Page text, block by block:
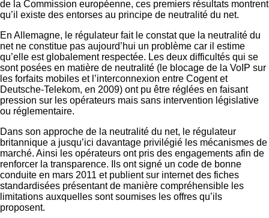
de la Commission européenne, ces premiers résultats montrent
qu’il existe des entorses au principe de neutralité du net.
En Allemagne, le régulateur fait le constat que la neutralité du
net ne constitue pas aujourd’hui un problème car il estime
qu’elle est globalement respectée. Les deux difficultés qui se
sont posées en matière de neutralité (le blocage de la VoIP sur
les forfaits mobiles et l’interconnexion entre Cogent et
Deutsche-Telekom, en 2009) ont pu être réglées en faisant
pression sur les opérateurs mais sans intervention législative
ou réglementaire.
Dans son approche de la neutralité du net, le régulateur
britannique a jusqu’ici davantage privilégié les mécanismes de
marché. Ainsi les opérateurs ont pris des engagements afin de
renforcer la transparence. Ils ont signé un code de bonne
conduite en mars 2011 et publient sur internet des fiches
standardisées présentant de manière compréhensible les
limitations auxquelles sont soumises les offres qu’ils
proposent.